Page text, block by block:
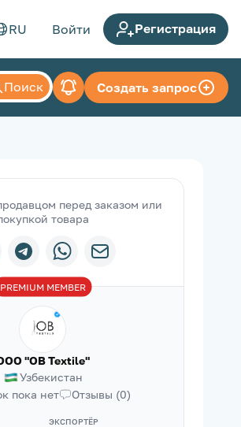
RU Войти Регистрация
Поиск Создать запрос
перед заказом или
товара
"OB Textile"
Узбекистан
пока нет
Отзывы (0)
ЭКСПОРТЁР
PREMIUMMEMBER